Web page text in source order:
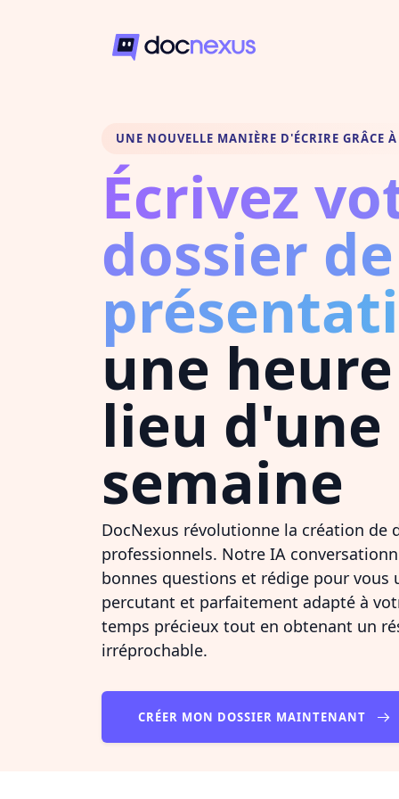
UNE NOUVELLE MANIÈRE D'ÉCRIRE GRÂCE
Écrivez
dossier de
une
lieu d'une
semaine
DocNexus révolutionne la création de
professionnels. Notre IA
bonnes questions et rédige pour
percutant et parfaitement adapté à
temps précieux tout en obtenant un
irréprochable.
CRÉER MON DOSSIER MAINTENANT